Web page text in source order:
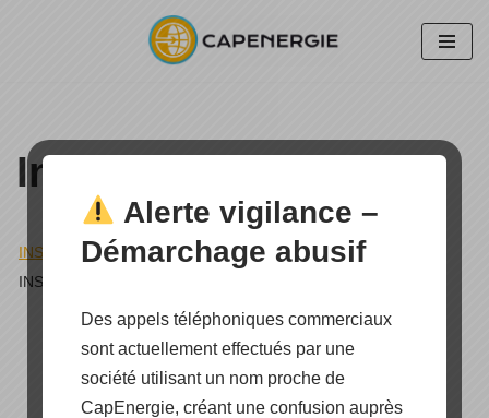
Installation Site isolé
INSTALLATION SITE ISOLÉ »
INSTALLATION 1.6KW EN ARDÈCHE
Alerte vigilance –
Démarchage abusif
Des appels téléphoniques commerciaux
sont actuellement effectués par une
société utilisant un nom proche de
CapEnergie, créant une confusion auprès